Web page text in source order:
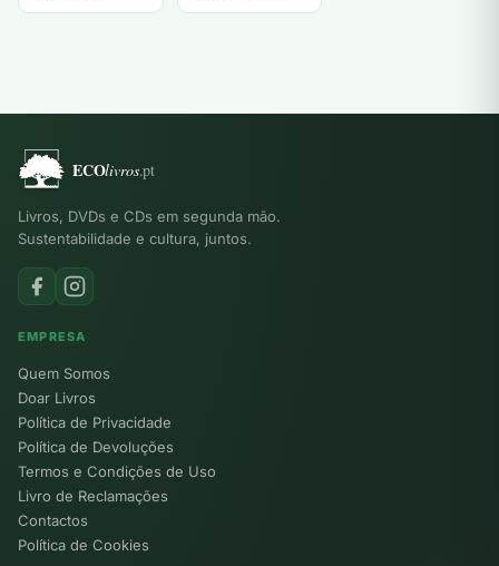
Livros, DVDs e CDs em segunda mão.
Sustentabilidade e cultura, juntos.
EMPRESA
Quem Somos
Doar Livros
Política de Privacidade
Política de Devoluções
Termos e Condições de Uso
Livro de Reclamações
Contactos
Política de Cookies